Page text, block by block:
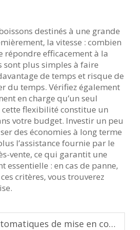
destinés à une grande
la vitesse : combien
répondre efficacement à la
sont plus simples à faire
de temps et risque de
du temps. Vérifiez également
en charge qu’un seul
flexibilité constitue un
votre budget. Investir un peu
des économies à long terme
l’assistance fournie par le
vente, ce qui garantit une
essentielle : en cas de panne,
critères, vous trouverez
mise en conserve de boissons